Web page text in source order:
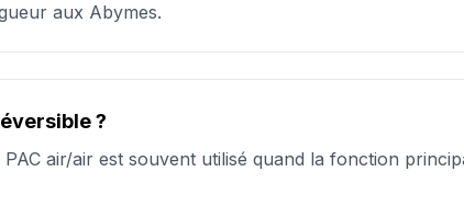
aux Abymes.
?
air/air est souvent utilisé quand la fonction